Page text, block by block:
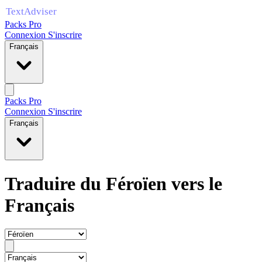
Packs Pro
Connexion S'inscrire
Français
Packs Pro
Connexion S'inscrire
Français
Traduire du Féroïen vers le
Français